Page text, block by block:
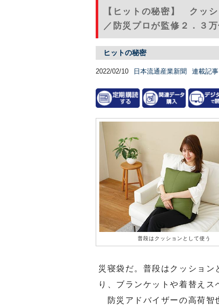
【ヒットの秘密】 クッ
／防災プロが監修２．３
ヒットの秘密
2022/02/10 日本流通産業新聞 連載記事
普段はクッションとして使う
災寝袋だ。普段はクッション
り、ブランケットや着替えス
防災アドバイザーの高荷智